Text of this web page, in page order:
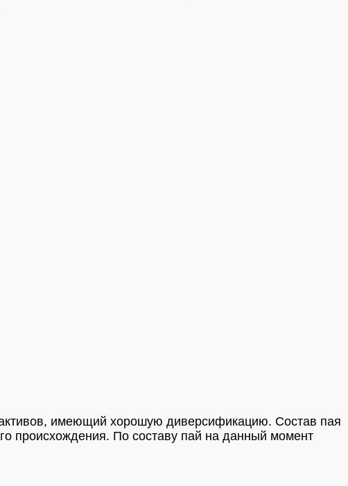
имеющий хорошую диверсификацию. Состав пая
происхождения. По составу пай на данный момент